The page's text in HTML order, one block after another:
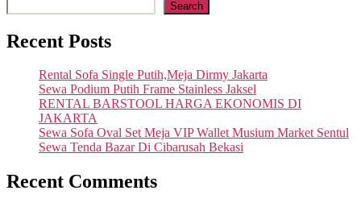
Search
Recent Posts
Rental Sofa Single Putih,Meja Dirmy Jakarta
Sewa Podium Putih Frame Stainless Jaksel
RENTAL BARSTOOL HARGA EKONOMIS DI
JAKARTA
Sewa Sofa Oval Set Meja VIP Wallet Musium Market Sentul
Sewa Tenda Bazar Di Cibarusah Bekasi
Recent Comments